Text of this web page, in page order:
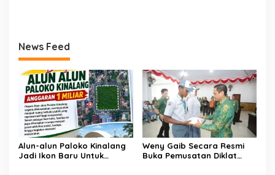
News Feed
Alun-alun Paloko Kinalang
Jadi Ikon Baru Untuk
Weny Gaib Secara Resmi
Buka Pemusatan Diklat